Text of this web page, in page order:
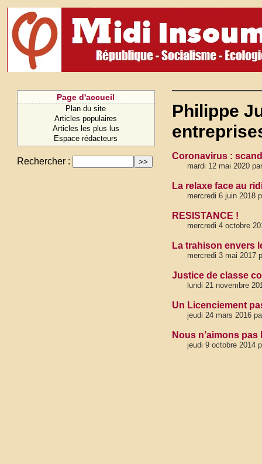
Page d'accueil
Plan du site
Articles populaires
Articles les plus lus
Espace rédacteurs
Rechercher :
Philippe
Coronavirus :
mardi 12 mai 2020
La relaxe face au
mercredi 6 juin 2018
RESISTANCE !
mercredi 4 octobre
La trahison envers
mercredi 3 mai 2017
Justice de classe
lundi 21 novembre
Un Licenciement
jeudi 24 mars 2016
Nous n’aimons
jeudi 9 octobre 2014